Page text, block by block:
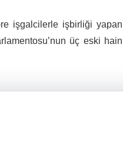
işgalcilerle işbirliği yapan
üç eski hain